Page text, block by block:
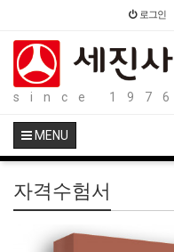
로그인
since 1976
MENU
자격수험서